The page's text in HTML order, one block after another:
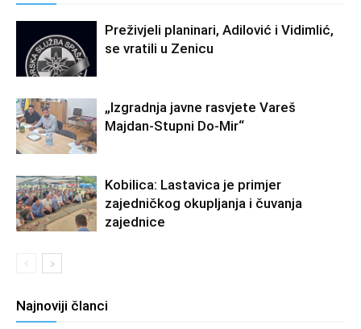
Preživjeli planinari, Adilović i Vidimlić,
se vratili u Zenicu
„Izgradnja javne rasvjete Vareš
Majdan-Stupni Do-Mir“
Kobilica: Lastavica je primjer
zajedničkog okupljanja i čuvanja
zajednice
Najnoviji članci